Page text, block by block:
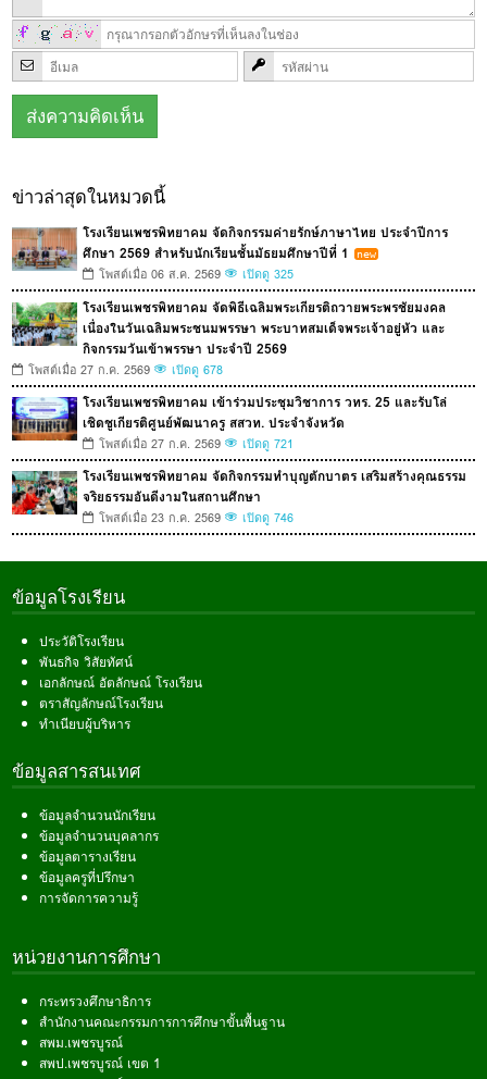
ข่าวล่าสุดในหมวดนี้
โรงเรียนเพชรพิทยาคม จัดกิจกรรมค่ายรักษ์ภาษาไทย ประจำปีการ
ศึกษา 2569 สำหรับนักเรียนชั้นมัธยมศึกษาปีที่ 1
โพสต์เมื่อ 06 ส.ค. 2569 เปิดดู 325
โรงเรียนเพชรพิทยาคม จัดพิธีเฉลิมพระเกียรติถวายพระพรชัยมงคล
เนื่องในวันเฉลิมพระชนมพรรษา พระบาทสมเด็จพระเจ้าอยู่หัว และ
กิจกรรมวันเข้าพรรษา ประจำปี 2569
โพสต์เมื่อ 27 ก.ค. 2569 เปิดดู 678
โรงเรียนเพชรพิทยาคม เข้าร่วมประชุมวิชาการ วทร. 25 และรับโล่
เชิดชูเกียรติศูนย์พัฒนาครู สสวท. ประจำจังหวัด
โพสต์เมื่อ 27 ก.ค. 2569 เปิดดู 721
โรงเรียนเพชรพิทยาคม จัดกิจกรรมทำบุญตักบาตร เสริมสร้างคุณธรรม
จริยธรรมอันดีงามในสถานศึกษา
โพสต์เมื่อ 23 ก.ค. 2569 เปิดดู 746
ข้อมูลโรงเรียน
ประวัติโรงเรียน
พันธกิจ วิสัยทัศน์
เอกลักษณ์ อัตลักษณ์ โรงเรียน
ตราสัญลักษณ์โรงเรียน
ทำเนียบผู้บริหาร
ข้อมูลสารสนเทศ
ข้อมูลจำนวนนักเรียน
ข้อมูลจำนวนบุคลากร
ข้อมูลตารางเรียน
ข้อมูลครูที่ปรึกษา
การจัดการความรู้
หน่วยงานการศึกษา
กระทรวงศึกษาธิการ
สำนักงานคณะกรรมการการศึกษาขั้นพื้นฐาน
สพม.เพชรบูรณ์
สพป.เพชรบูรณ์ เขต 1